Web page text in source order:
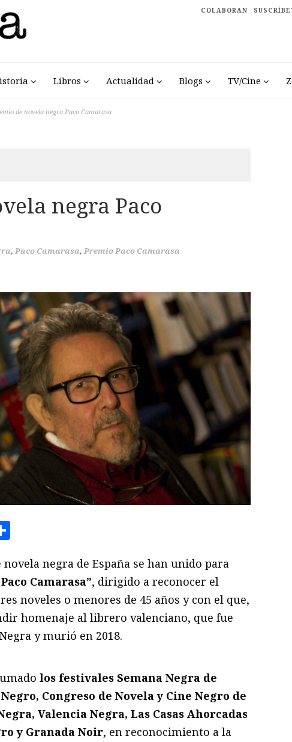
COLABORAN
Libros Actualidad Blogs TV/Cine
de novela negra Paco Camarasa
negra Paco
, Paco Camarasa, Premio Paco Camarasa
novela negra de España se han unido para
Camarasa”, dirigido a reconocer el
noveles o menores de 45 años y con el que,
homenaje al librero valenciano, que fue
y murió en 2018.
los festivales Semana Negra de
Congreso de Novela y Cine Negro de
Valencia Negra, Las Casas Ahorcadas
y Granada Noir, en reconocimiento a la